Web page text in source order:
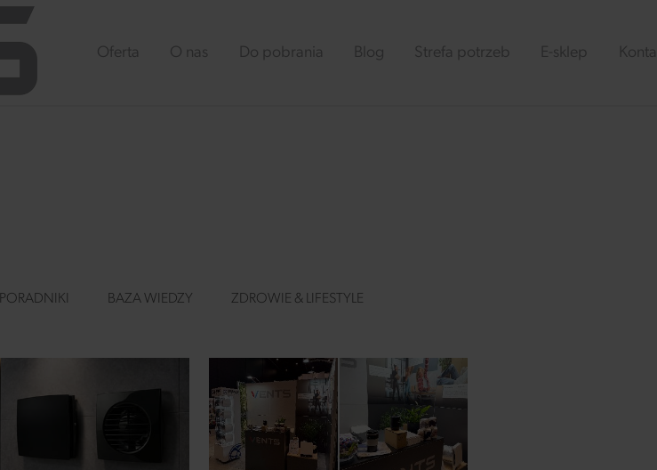
Oferta O nas Do pobrania Blog Strefa potrzeb E-sklep
PORADNIKI BAZA WIEDZY
ZDROWIE & LIFESTYLE